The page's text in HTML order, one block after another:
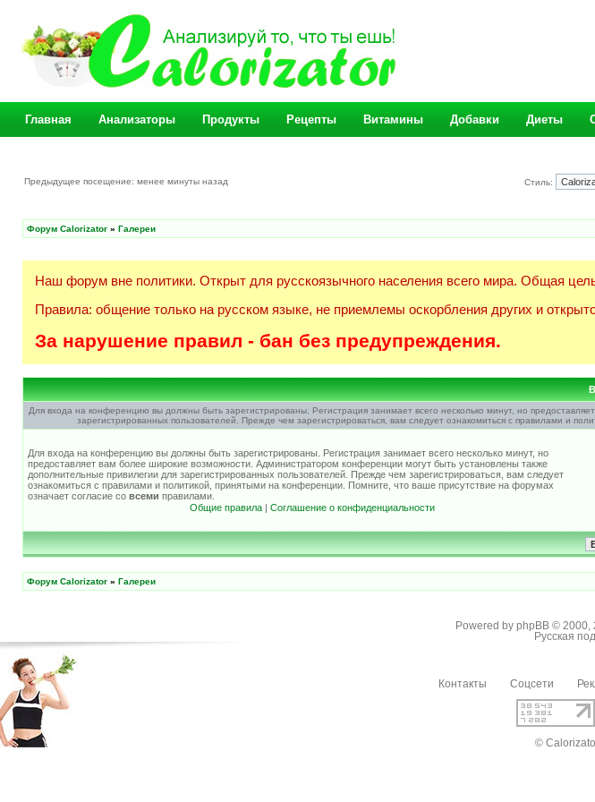
Главная Анализаторы Продукты Рецепты Витамины Добавки Диеты
Предыдущее посещение: менее минуты назад Стиль:
Форум Calorizator » Галереи
Наш форум вне политики. Открыт для русскоязычного населения всего мира. Общая
Правила: общение только на русском языке, не приемлемы оскорбления других и
За нарушение правил - бан без предупреждения.
Для входа на конференцию вы должны быть зарегистрированы. Регистрация занимает всего несколько минут, но
зарегистрированных пользователей. Прежде чем зарегистрироваться, вам следует ознакомиться с правилами и
Для входа на конференцию вы должны быть зарегистрированы. Регистрация занимает всего несколько минут, но
предоставляет вам более широкие возможности. Администратором конференции могут быть установлены также
дополнительные привилегии для зарегистрированных пользователей. Прежде чем зарегистрироваться, вам следует
ознакомиться с правилами и политикой, принятыми на конференции. Помните, что ваше присутствие на форумах
означает согласие со всеми правилами.
Общие правила| Соглашение о конфиденциальности
Форум Calorizator » Галереи
Powered by phpBB© 2000,
Русская
Контакты Соцсети
©